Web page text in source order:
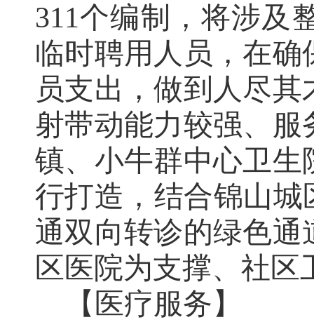
311个编制，将涉及
临时聘用人员，在
员支出，做到人尽其
射带动能力较强、
镇、小牛群中心卫
行打造，结合锦山城
通双向转诊的绿色
区医院为支撑、社
【医疗服务】